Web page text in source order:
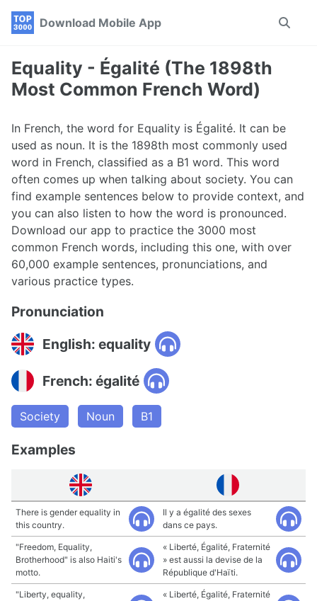
Skip
navigation
Skip
Skip
Download Mobile App
Toggle
Equality - Égalité (The 1898th
Most Common French Word)
In French, the word for Equality is Égalité. It can be
used as noun. It is the 1898th most commonly used
word in French, classified as a B1 word. This word
often comes up when talking about society. You can
find example sentences below to provide context, and
you can also listen to how the word is pronounced.
Download our app to practice the 3000 most
common French words, including this one, with over
60,000 example sentences, pronunciations, and
various practice types.
Pronunciation
English: equality
French: égalité
Society Noun B1
Examples
There is gender equality in
this country.
Il y a égalité des sexes
dans ce pays.
"Freedom, Equality,
Brotherhood" is also Haiti's
motto.
« Liberté, Égalité, Fraternité
» est aussi la devise de la
République d'Haïti.
"Liberty, equality,
« Liberté, Égalité, Fraternité